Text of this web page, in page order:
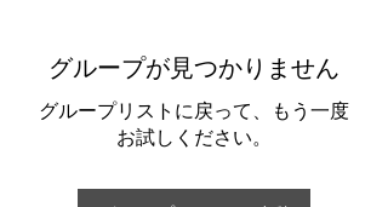
グループが見つかりません
グループリストに戻って、もう一度
お試しください。